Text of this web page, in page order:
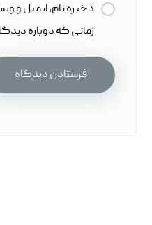
ذخیره نام، ایمیل و
زمانی که دوباره